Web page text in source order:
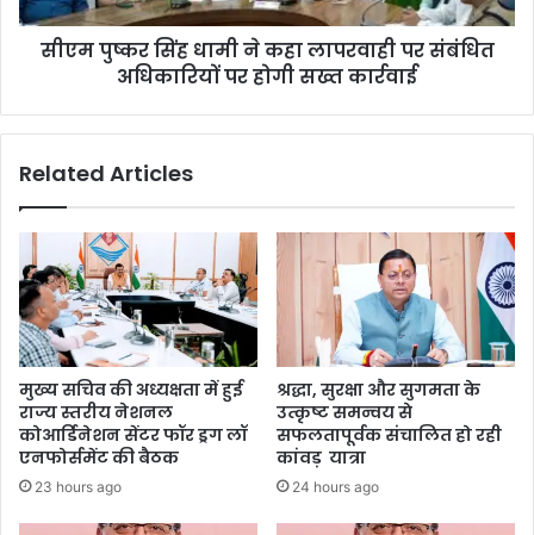
सीएम पुष्कर सिंह धामी ने कहा लापरवाही पर संबंधित
अधिकारियों पर होगी सख्त कार्रवाई
Related Articles
मुख्य सचिव की अध्यक्षता में हुई
राज्य स्तरीय नेशनल
कोआर्डिनेशन सेंटर फॉर ड्रग लॉ
एनफोर्समेंट की बैठक
23 hours ago
श्रद्धा, सुरक्षा और सुगमता के
उत्कृष्ट समन्वय से
सफलतापूर्वक संचालित हो रही
कांवड़ यात्रा
24 hours ago